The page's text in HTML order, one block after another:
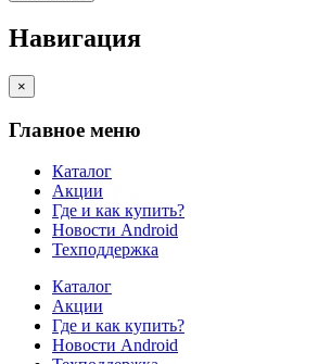
Навигация
×
Главное меню
Каталог
Акции
Где и как купить?
Новости Android
Техподдержка
Каталог
Акции
Где и как купить?
Новости Android